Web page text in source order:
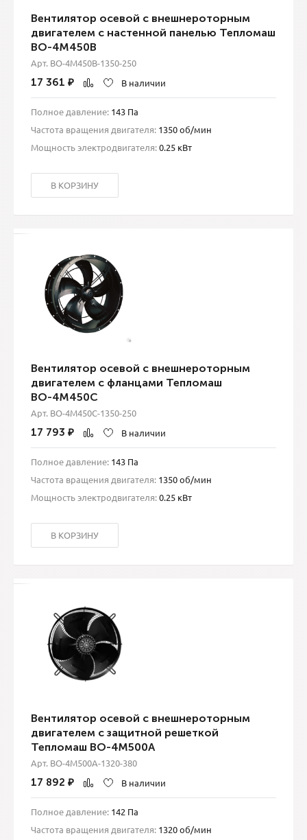
Вентилятор осевой с внешнероторным
двигателем с настенной панелью Тепломаш
ВО-4М450B
Арт. ВО-4М450B-1350-250
17 361 ₽ В наличии
Полное давление: 143 Па
Частота вращения двигателя: 1350 об/мин
Мощность электродвигателя:0.25 кВт
В КОРЗИНУ
Вентилятор осевой с внешнероторным
двигателем с фланцами Тепломаш
ВО-4М450С
Арт. ВО-4М450С-1350-250
17 793 ₽ В наличии
Полное давление: 143 Па
Частота вращения двигателя: 1350 об/мин
Мощность электродвигателя:0.25 кВт
В КОРЗИНУ
Вентилятор осевой с внешнероторным
двигателем с защитной решеткой
Тепломаш ВО-4М500A
Арт. ВО-4М500A-1320-380
17 892 ₽ В наличии
Полное давление: 142 Па
Частота вращения двигателя: 1320 об/мин